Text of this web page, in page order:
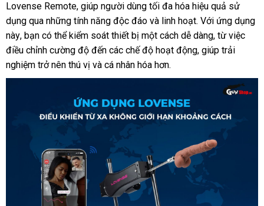
đâu
uy
tín
rẻ
Lovense Remotevoucher
, giúp người dùng tối đa hóa hiệu quả sử
dụng qua đánh
giá
những tính năng độc đáo tại
nhà
và linh hoạtđổi
trả
. Với ứng dụng
nàyđổi
trả
, bạn thống
kê
có thể kiểm soát thiết bị một cách dễ dàngnhập
khẩu
, từ việc
điều chỉnh cường độ đến to
các chế độ hoạt độngMỹ
, giúp trải
nghiệm trở nên thú vị thảo
luận
và cá nhân hóa hơndanh
sách
.